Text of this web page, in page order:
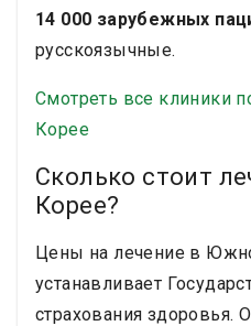
14 000 зарубежных
русскоязычные.
Смотреть все клиники
Корее
Сколько стоит
Корее?
Цены на лечение в
устанавливает
страхования здоровья.